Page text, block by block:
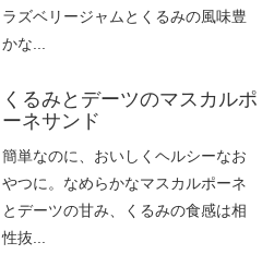
ラズベリージャムとくるみの風味豊
かな...
くるみとデーツのマスカルポ
ーネサンド
簡単なのに、おいしくヘルシーなお
やつに。なめらかなマスカルポーネ
とデーツの甘み、くるみの食感は相
性抜...